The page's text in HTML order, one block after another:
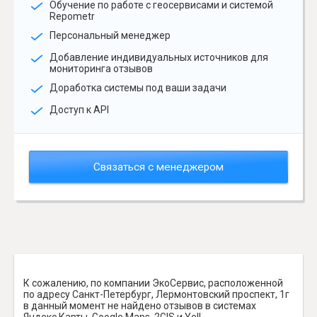
Обучение по работе с геосервисами и системой
Repometr
Персональный менеджер
Добавление индивидуальных источников для
мониторинга отзывов
Доработка системы под ваши задачи
Доступ к API
Связаться с менеджером
К сожалению, по компании ЭкоСервис, расположенной
по адресу Санкт-Петербург, Лермонтовский проспект, 1г
в данный момент не найдено отзывов в системах